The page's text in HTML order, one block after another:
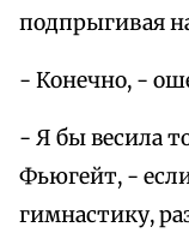
подпрыгивая
- Конечно, -
- Я бы весила
Фьюгейт, -
гимнастику,